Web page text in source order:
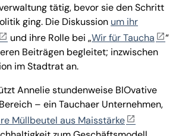
tätig, bevor sie den Schritt
ging. Die Diskussion um ihr
und ihre Rolle bei „Wir für Taucha
“
Beiträgen begleitet; inzwischen
im Stadtrat an.
Annelie stundenweise BIOvative
– ein Tauchaer Unternehmen,
Müllbeutel aus Maisstärke